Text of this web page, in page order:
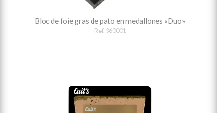
Bloc de foie gras de pato en medallones «Duo»
Ref. 360001